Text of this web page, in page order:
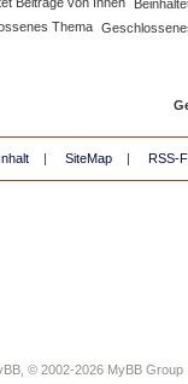
| SiteMap | RSS-
, © 2002-2026 MyBB Group